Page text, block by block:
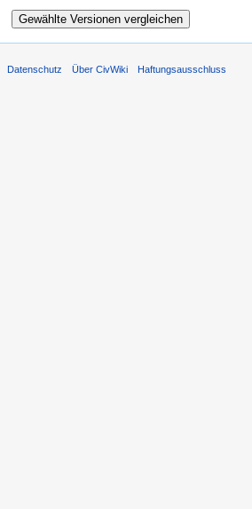
Datenschutz Über CivWiki Haftungsausschluss